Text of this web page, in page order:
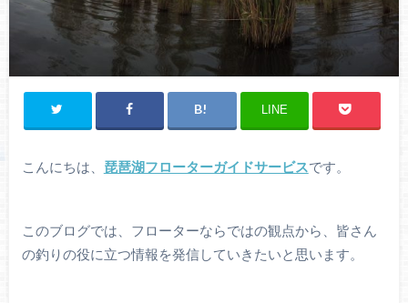
LINE
こんにちは、 琵琶湖フローターガイドサービスです。
このブログでは、フローターならではの観点から、皆さん
の釣りの役に立つ情報を発信していきたいと思います。